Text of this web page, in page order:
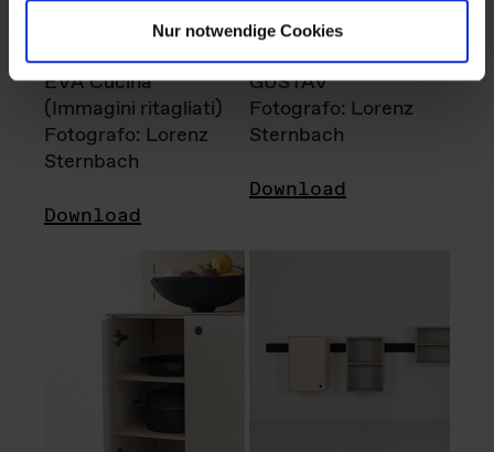
Nur notwendige Cookies
EVA Cucina
(Immagini ritagliati)
Fotografo: Lorenz
Sternbach
Download
GUSTAV
Fotografo: Lorenz
Sternbach
Download